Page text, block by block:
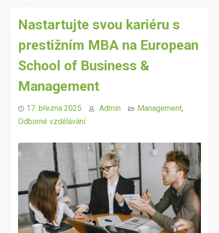
Nastartujte svou kariéru s
prestižním MBA na European
School of Business &
Management
17. března 2025 Admin Management,
Odborné vzdělávání